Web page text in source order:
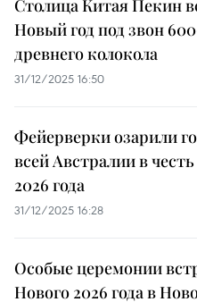
Столица Китая Пекин
Новый год под звон
древнего колокола
31/12/2025 16:50
Фейерверки озарили
всей Австралии в
2026 года
31/12/2025 16:28
Особые церемонии
Нового 2026 года в